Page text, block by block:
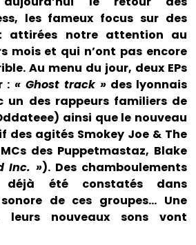
les fameux focus sur des
attirées notre attention au
mois et qui n’ont pas encore
Au menu du jour, deux EPs
: « Ghost track »des lyonnais
un des rappeurs familiers de
ainsi que le nouveau
agités Smokey Joe & The
des Puppetmastaz, Blake
Inc. »). Des chamboulements
été constatés dans
de ces groupes… Une
leurs nouveaux sons vont